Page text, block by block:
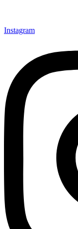
Instagram